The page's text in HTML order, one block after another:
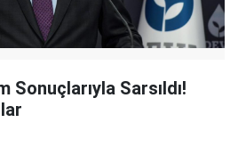
Sonuçlarıyla Sarsıldı!